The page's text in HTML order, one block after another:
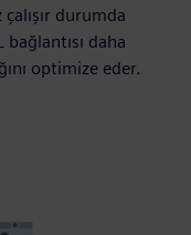
durumda
daha
optimize eder.